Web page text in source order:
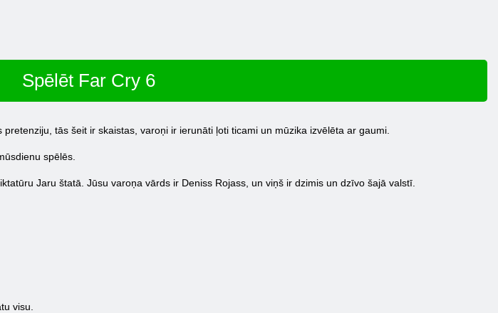
Spēlēt Far Cry 6
tās šeit ir skaistas, varoņi ir ierunāti ļoti ticami un mūzika izvēlēta ar gaumi.
spēlēs.
Jaru štatā. Jūsu varoņa vārds ir Deniss Rojass, un viņš ir dzimis un dzīvo šajā valstī.
visu.